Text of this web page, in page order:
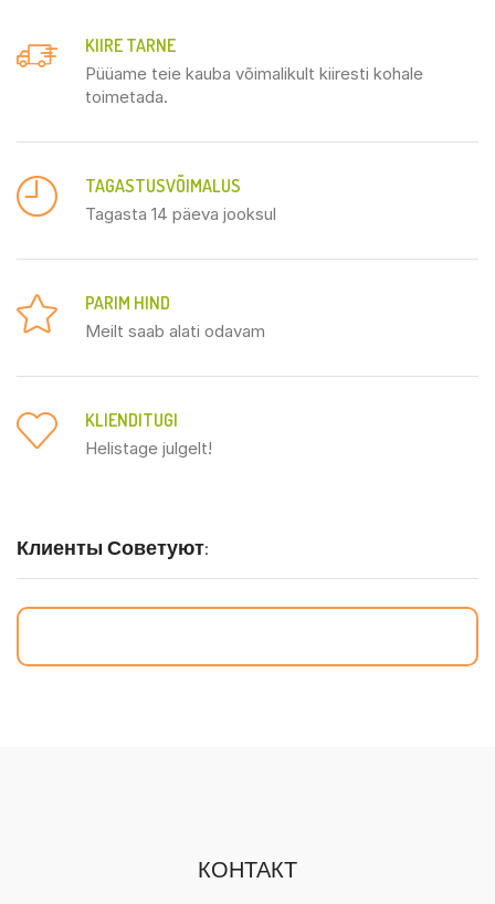
KIIRE TARNE
Püüame teie kauba võimalikult kiiresti kohale
toimetada.
TAGASTUSVÕIMALUS
Tagasta 14 päeva jooksul
PARIM HIND
Meilt saab alati odavam
KLIENDITUGI
Helistage julgelt!
Клиенты Советуют:
КОНТАКТ